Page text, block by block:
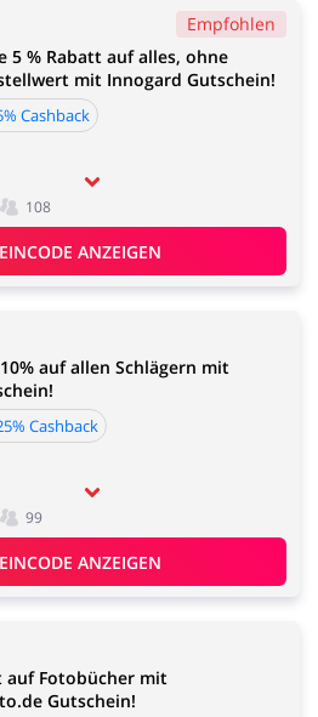
Empfohlen
5 % Rabatt auf alles, ohne
mit Innogard Gutschein!
Cashback
108
ANZEIGEN
auf allen Schlägern mit
Cashback
99
ANZEIGEN
auf Fotobücher mit
Gutschein!